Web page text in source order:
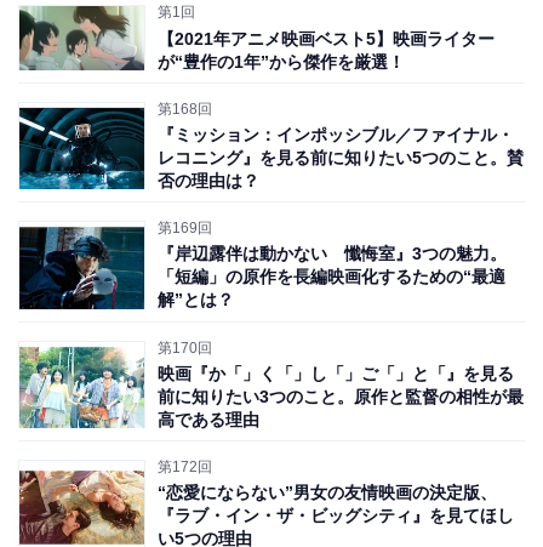
（山下幸輝）」の存在も重要でした。そして、
SNS時代においてより身近になった、「スルー」や「無
ますし、その先には意外な感動もある物語に仕上がって
います。
(C)2025「見える子ちゃん」製作委員会
第1回
【2021年アニメ映画ベスト5】映画ライター
が“豊作の1年”から傑作を厳選！
第168回
『ミッション：インポッシブル／ファイナル・
レコニング』を見る前に知りたい5つのこと。賛
否の理由は？
第169回
『岸辺露伴は動かない 懺悔室』3つの魅力。
「短編」の原作を長編映画化するための“最適
解”とは？
第170回
映画『か「」く「」し「」ご「」と「』を見る
前に知りたい3つのこと。原作と監督の相性が最
高である理由
第172回
“恋愛にならない”男女の友情映画の決定版、
『ラブ・イン・ザ・ビッグシティ』を見てほし
い5つの理由